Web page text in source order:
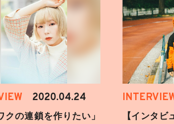
2020.04.24
クの連鎖を作りたい」
【インタ